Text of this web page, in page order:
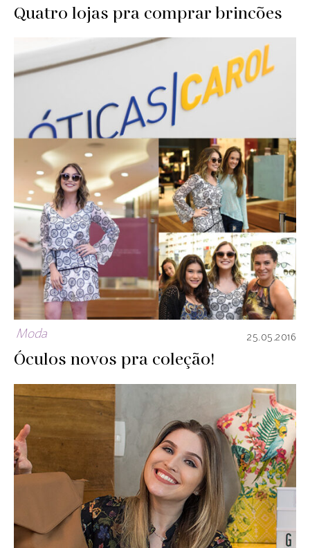
Quatro lojas pra comprar brincões
Moda 25.05.2016
Óculos novos pra coleção!